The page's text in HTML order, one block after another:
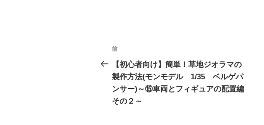
投
稿
ナ
ビ
前
の
投
稿
前
【初心者向け】簡単！草地ジオラマの
製作方法(モンモデル 1/35 ベルゲパ
ンサー)～⑮車両とフィギュアの配置編
その２～